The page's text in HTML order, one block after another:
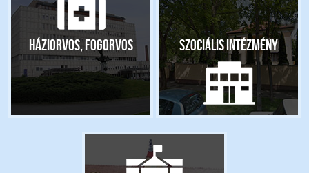
Háziorvos, fogorvos Szociális intézmény